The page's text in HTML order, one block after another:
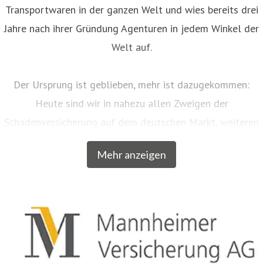
Mehr anzeigen
Transportwaren in der ganzen Welt und wies bereits drei
Jahre nach ihrer Gründung Agenturen in jedem Winkel der
Welt auf.
Der Ursprung ist geblieben, mehr ist dazugekommen:
Heute sind wir in nahezu allen Zweigen der
Schadenversicherung auf dem deutschen Markt, weiteren
EU-Ländern und der Schweiz aktiv. Neben unserem
Breitengeschäft sind wir am Markt als Versicherer von
gewerblichen Bereich anerkannt. Beispielsweise
entwickelten wir für Musiker, Galeristen und Juweliere
komplette Absicherungspakete. Diese tragen